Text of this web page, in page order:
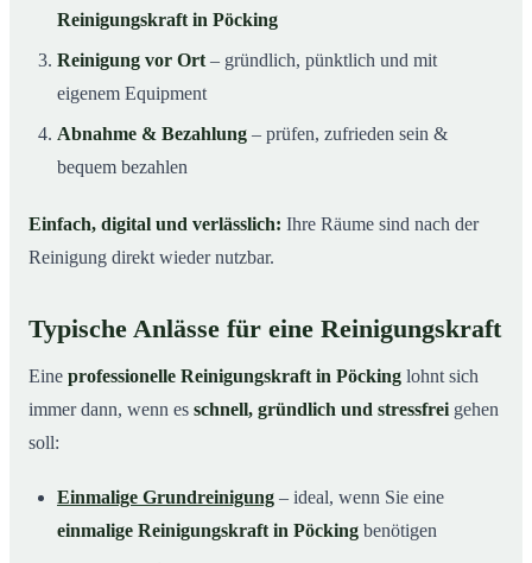
Reinigungskraft in Pöcking
Reinigung vor Ort – gründlich, pünktlich und mit
eigenem Equipment
Abnahme & Bezahlung – prüfen, zufrieden sein &
bequem bezahlen
Einfach, digital und verlässlich: Ihre Räume sind nach der
Reinigung direkt wieder nutzbar.
Typische Anlässe für eine Reinigungskraft
Eine professionelle Reinigungskraft in Pöcking lohnt sich
immer dann, wenn es schnell, gründlich und stressfrei gehen
soll:
Einmalige Grundreinigung – ideal, wenn Sie eine
einmalige Reinigungskraft in Pöcking benötigen